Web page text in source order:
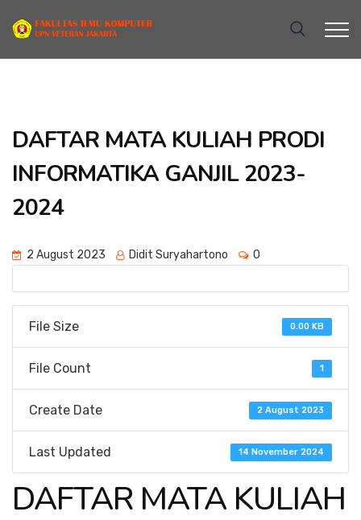
DAFTAR MATA KULIAH PRODI
INFORMATIKA GANJIL 2023-
2024
2 August 2023 Didit Suryahartono 0
File Size 0.00 KB
File Count 1
Create Date 2 August 2023
Last Updated 14 November 2024
DAFTAR MATA KULIAH